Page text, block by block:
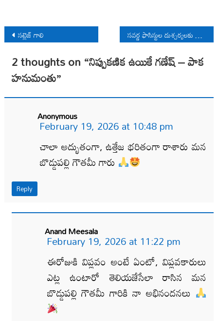
Post
navigation
సట్లెజ్ గాలి సవర్ణ ఫాసిస్టుల దుశ్చర్యలకు వ్యతిరేకంగాబహుజనులు మేల్కోవాలి
2 thoughts on “నిప్పుకణిక ఉయికే గణేష్ – పాక
హనుమంతు”
Anonymous
February 19, 2026 at 10:48 pm
చాలా అద్భుతంగా, ఉత్తేజ భరితంగా రాశారు మన
బొడ్డుపల్లి గౌతమీ గారు
Reply
Anand Meesala
February 19, 2026 at 11:22 pm
ఈరోజుకి విప్లవం అంటే ఏంటో, విప్లవకారులు
ఎట్ల ఉంటారో తెలియజేసేలా రాసిన మన
బొడ్డుపల్లి గౌతమీ గారికి నా అభినందనలు